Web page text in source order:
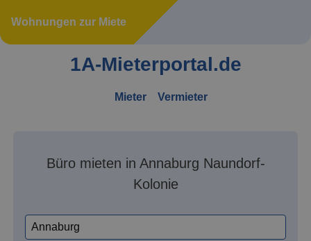
Wohnungen zur Miete
1A-Mieterportal.de
Mieter Vermieter
Büro mieten in Annaburg Naundorf-
Kolonie